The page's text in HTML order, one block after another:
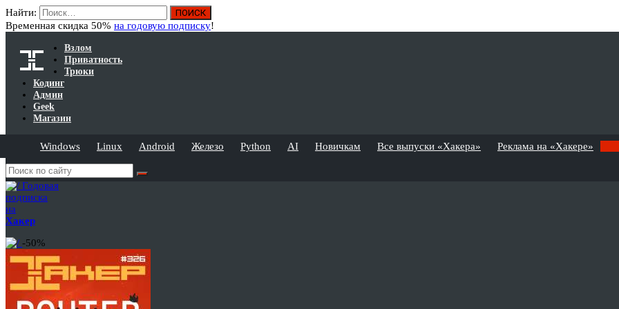
Найти:
Временная скидка 50% на годовую подписку!
Взлом
Приватность
Трюки
Кодинг
Админ
Geek
Магазин
Windows Linux Android Железо Python AI Новичкам Все выпуски «Хакера» Реклама на «Хакере»
Годовая
подписка
на
Хакер
-50%